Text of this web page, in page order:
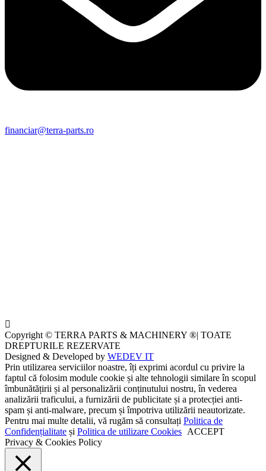
financiar@terra-parts.ro
Copyright © TERRA PARTS & MACHINERY ®| TOATE
DREPTURILE REZERVATE
Designed & Developed by WEDEV IT
Prin utilizarea serviciilor noastre, îți exprimi acordul cu privire la
faptul că folosim module cookie și alte tehnologii similare în scopul
îmbunătățirii și al personalizării conținutului nostru, în vederea
analizării traficului, a furnizării de publicitate și a protecției anti-
spam și anti-malware, precum și împotriva utilizării neautorizate.
Pentru mai multe detalii, vă rugăm să consultați Politica de
Confidențialitate și Politica de utilizare Cookies ACCEPT
Privacy & Cookies Policy